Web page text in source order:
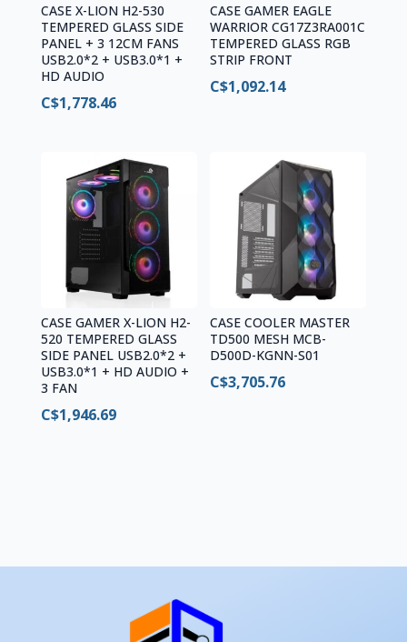
CASE X-LION H2-530
TEMPERED GLASS SIDE
PANEL + 3 12CM FANS
USB2.0*2 + USB3.0*1 +
HD AUDIO
C$1,778.46
CASE GAMER EAGLE
WARRIOR CG17Z3RA001C
TEMPERED GLASS RGB
STRIP FRONT
C$1,092.14
CASE GAMER X-LION H2-
520 TEMPERED GLASS
SIDE PANEL USB2.0*2 +
USB3.0*1 + HD AUDIO +
3 FAN
C$1,946.69
CASE COOLER MASTER
TD500 MESH MCB-
D500D-KGNN-S01
C$3,705.76